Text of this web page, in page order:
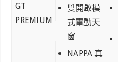
GT
PREMIUM
雙開啟模
式電動天
窗
NAPPA 真